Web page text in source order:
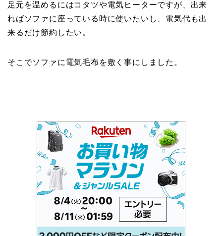
足元を温めるにはコタツや電気ヒーターですが、出来
ればソファに座っている時に使いたいし、電気代も出
来るだけ節約したい。
そこでソファに電気毛布を敷く事にしました。